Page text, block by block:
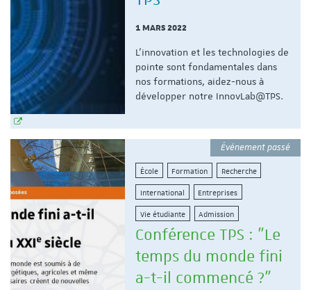
1 MARS 2022
L’innovation et les technologies de
pointe sont fondamentales dans
nos formations, aidez-nous à
développer notre InnovLab@TPS.
Événement passé
École Formation Recherche
International Entreprises
Vie étudiante Admission
Conférence TPS : "Le
temps du monde fini
a-t-il commencé ?"